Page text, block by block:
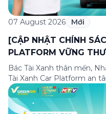
07 August 2026 Mới
[CẬP NHẬT CHÍNH
PLATFORM VỮNG
Bác Tài Xanh thân mến,
Tài Xanh Car Platform an
ngay từ những ngày đầu
Chương trình thưởng vận
Xanh Car Platform mới